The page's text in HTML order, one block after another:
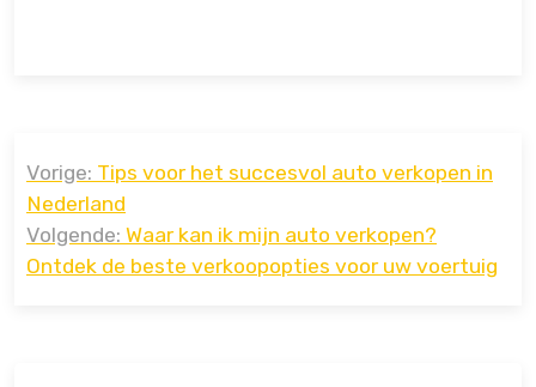
navigatie
Vorige: Tips voor het succesvol auto verkopen in
Nederland
Volgende: Waar kan ik mijn auto verkopen?
Ontdek de beste verkoopopties voor uw voertuig